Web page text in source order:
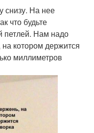
снизу. На нее
что будьте
петлей. Нам надо
котором держится
миллиметров